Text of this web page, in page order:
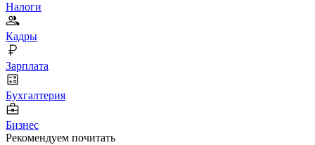
Налоги
Кадры
Зарплата
Бухгалтерия
Бизнес
Рекомендуем почитать